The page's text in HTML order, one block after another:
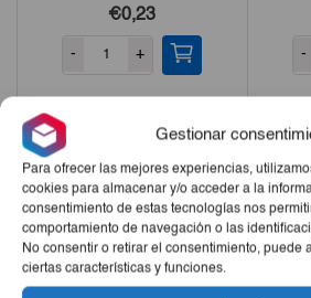
Gestionar
Para ofrecer las mejores experiencias,
cookies para almacenar y/o acceder a la
consentimiento de estas tecnologías nos
comportamiento de navegación o las
No consentir o retirar el consentimiento, puede
ciertas características y funciones.
€0,23
- + -